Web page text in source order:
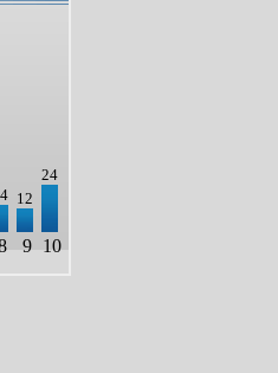
12
24
9 10